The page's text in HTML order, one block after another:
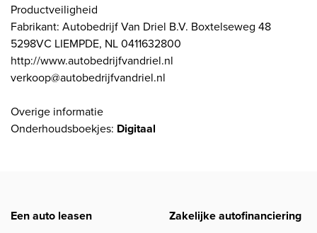
Productveiligheid
Fabrikant: Autobedrijf Van Driel B.V. Boxtelseweg 48
5298VC LIEMPDE, NL 0411632800
http://www.autobedrijfvandriel.nl
verkoop@autobedrijfvandriel.nl
Overige informatie
Onderhoudsboekjes: Digitaal
Een auto leasen Zakelijke autofinanciering